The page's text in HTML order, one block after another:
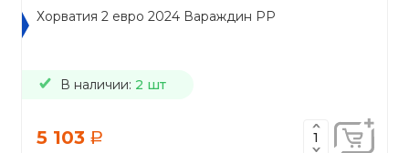
Хорватия 2 евро 2024 Вараждин PP
В наличии: 2 шт
5 103 a